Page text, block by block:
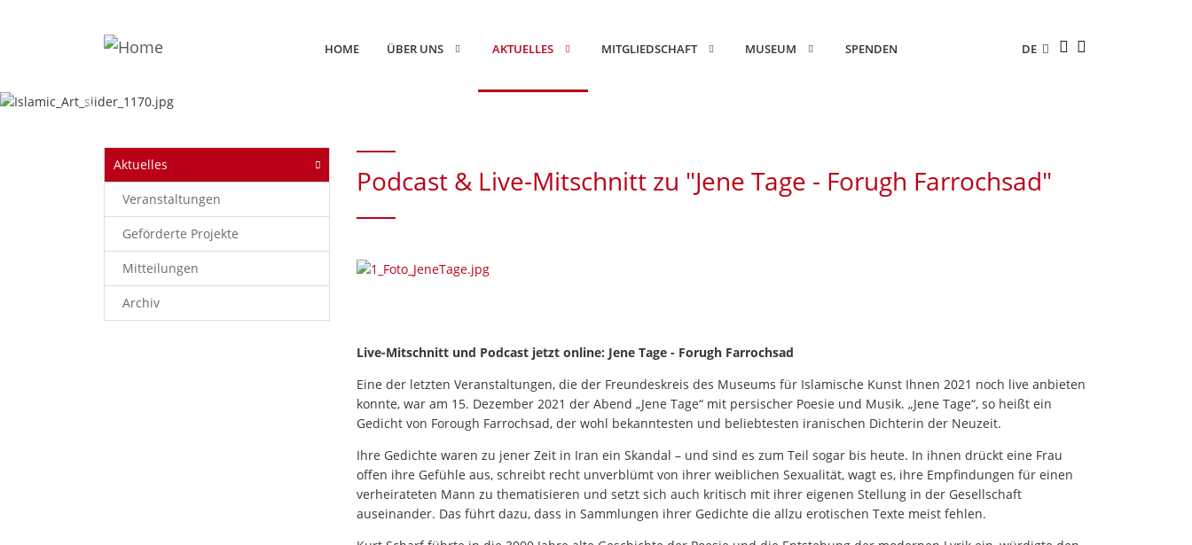
HOME ÜBER UNS AKTUELLES MITGLIEDSCHAFT MUSEUM SPENDEN DE
Das Online-Portal des Museums für Islamische Kunst.
Previous
Aktuelles
Veranstaltungen
Geförderte Projekte
Mitteilungen
Archiv
Podcast & Live-Mitschnitt zu "Jene Tage - Forugh Farrochsad"
Live-Mitschnitt und Podcast jetzt online: Jene Tage - Forugh Farrochsad
Eine der letzten Veranstaltungen, die der Freundeskreis des Museums für Islamische Kunst Ihnen 2021 noch live anbieten
konnte, war am 15. Dezember 2021 der Abend „Jene Tage“ mit persischer Poesie und Musik. „Jene Tage“, so heißt ein
Gedicht von Forough Farrochsad, der wohl bekanntesten und beliebtesten iranischen Dichterin der Neuzeit.
Ihre Gedichte waren zu jener Zeit in Iran ein Skandal – und sind es zum Teil sogar bis heute. In ihnen drückt eine Frau
offen ihre Gefühle aus, schreibt recht unverblümt von ihrer weiblichen Sexualität, wagt es, ihre Empfindungen für einen
verheirateten Mann zu thematisieren und setzt sich auch kritisch mit ihrer eigenen Stellung in der Gesellschaft
auseinander. Das führt dazu, dass in Sammlungen ihrer Gedichte die allzu erotischen Texte meist fehlen.